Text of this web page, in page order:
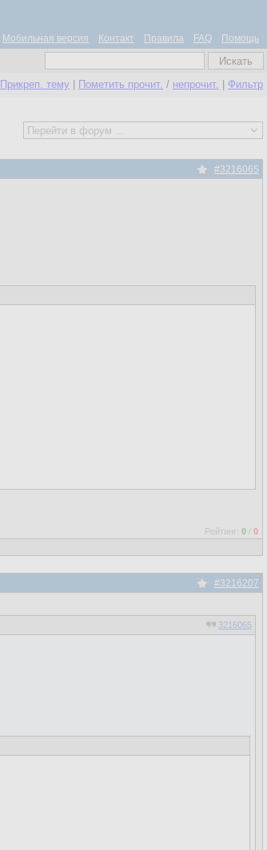
Мобильная версия Контакт Правила FAQ Помощь
Прикреп. тему Пометить прочит. / непрочит. Фильтр
#3216065
Рейтинг: 0 / 0
#3216207
3216065